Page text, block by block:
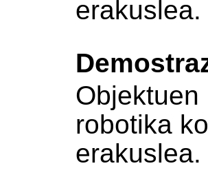
erakuslea.
robotika
erakuslea.